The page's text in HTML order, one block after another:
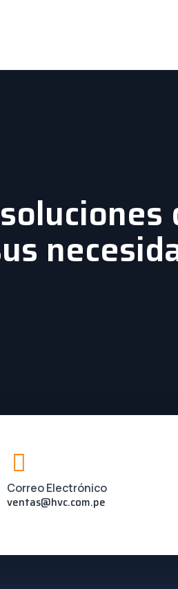
Correo Electrónico
ventas@hvc.com.pe